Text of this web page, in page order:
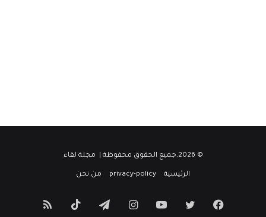
© 2026,جميع الحقوق محفوظة | مجلة لقاء
الرئيسية privacy-policy من نحن
فيسبوكتويتر يوتيوبانستقرامتيلقرام ‫TikTokملخص